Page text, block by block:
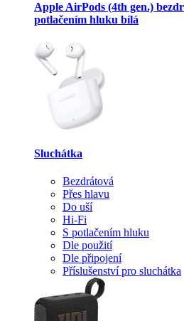
Apple AirPods (4th gen.)
potlačením hluku bílá
Sluchátka
Bezdrátová
Přes hlavu
Do uší
Hi-Fi
S potlačením hluku
Dle použití
Dle připojení
Příslušenství pro sluchátka